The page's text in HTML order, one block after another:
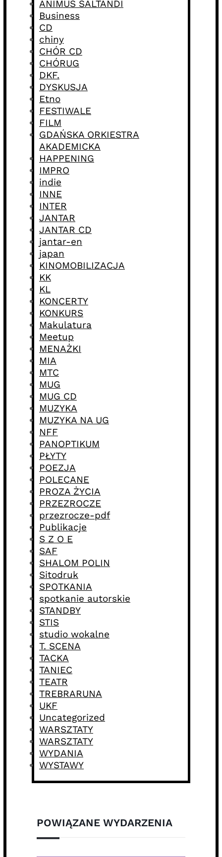
ANIMUS SALTANDI
Business
CD
chiny
CHÓR CD
CHÓRUG
DKF.
DYSKUSJA
Etno
FESTIWALE
FILM
GDAŃSKA ORKIESTRA
AKADEMICKA
HAPPENING
IMPRO
indie
INNE
INTER
JANTAR
JANTAR CD
jantar-en
japan
KINOMOBILIZACJA
KK
KL
KONCERTY
KONKURS
Makulatura
Meetup
MENAŻKI
MIA
MTC
MUG
MUG CD
MUZYKA
MUZYKA NA UG
NFF
PANOPTIKUM
PŁYTY
POEZJA
POLECANE
PROZA ŻYCIA
PRZEZROCZE
przezrocze-pdf
Publikacje
S Z O E
SAF
SHALOM POLIN
Sitodruk
SPOTKANIA
spotkanie autorskie
STANDBY
STIS
studio wokalne
T. SCENA
TACKA
TANIEC
TEATR
TREBRARUNA
UKF
Uncategorized
WARSZTATY
WARSZTATY
WYDANIA
WYSTAWY
POWIĄZANE WYDARZENIA